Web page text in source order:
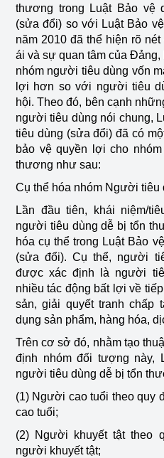
thương trong Luật Bảo vệ
(sửa đổi) so với Luật Bảo
năm 2010 đã thể hiện rõ
ái và sự quan tâm của
nhóm người tiêu dùng vốn
lợi hơn so với người tiêu
hội. Theo đó, bên cạnh
người tiêu dùng nói chung,
tiêu dùng (sửa đổi) đã có
bảo vệ quyền lợi cho
thương như sau:
Cụ thể hóa nhóm Người tiêu
Lần đầu tiên, khái niệm/
người tiêu dùng dễ bị tổn
hóa cụ thể trong Luật Bảo
(sửa đổi). Cụ thể, người
được xác định là người
nhiều tác động bất lợi về
sản, giải quyết tranh chấp
dụng sản phẩm, hàng hóa,
Trên cơ sở đó, nhằm tạo
định nhóm đối tượng này,
người tiêu dùng dễ bị tổn
(1) Người cao tuổi theo quy
cao tuổi;
(2) Người khuyết tật theo
người khuyết tật;